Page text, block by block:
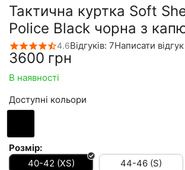
Тактична куртка Soft
Police Black чорна з
4.6Відгуків: 7Написати відгук
‍3600‍ грн
В наявності
Доступні кольори
Розмір:
40-42 (XS)
44-46 (S)